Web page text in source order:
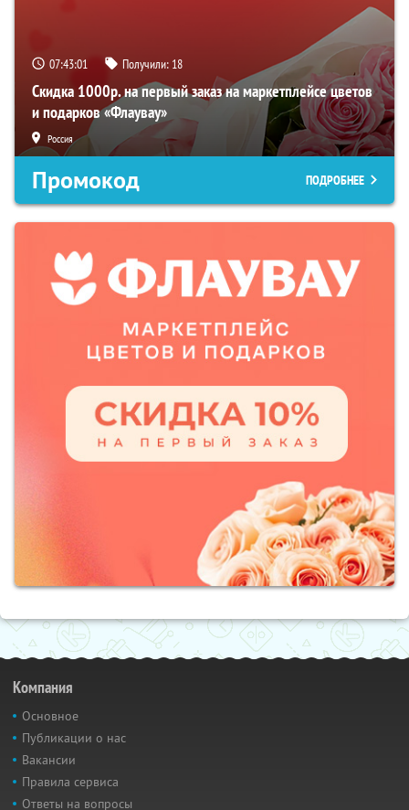
07:43:00 Получили: 18
Скидка 1000р. на первый заказ на маркетплейсе цветов
и подарков «Флаувау»
Россия
Промокод ПОДРОБНЕЕ
Компания
Основное
Публикации о нас
Вакансии
Правила сервиса
Ответы на вопросы